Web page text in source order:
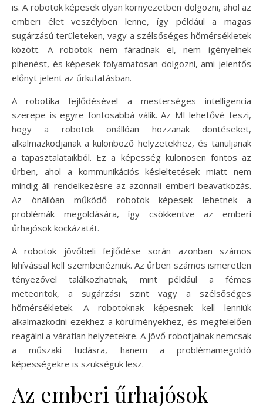
is. A robotok képesek olyan környezetben dolgozni, ahol az
emberi élet veszélyben lenne, így például a magas
sugárzású területeken, vagy a szélsőséges hőmérsékletek
között. A robotok nem fáradnak el, nem igényelnek
pihenést, és képesek folyamatosan dolgozni, ami jelentős
előnyt jelent az űrkutatásban.
A robotika fejlődésével a mesterséges intelligencia
szerepe is egyre fontosabbá válik. Az MI lehetővé teszi,
hogy a robotok önállóan hozzanak döntéseket,
alkalmazkodjanak a különböző helyzetekhez, és tanuljanak
a tapasztalataikból. Ez a képesség különösen fontos az
űrben, ahol a kommunikációs késleltetések miatt nem
mindig áll rendelkezésre az azonnali emberi beavatkozás.
Az önállóan működő robotok képesek lehetnek a
problémák megoldására, így csökkentve az emberi
űrhajósok kockázatát.
A robotok jövőbeli fejlődése során azonban számos
kihívással kell szembenézniük. Az űrben számos ismeretlen
tényezővel találkozhatnak, mint például a fémes
meteoritok, a sugárzási szint vagy a szélsőséges
hőmérsékletek. A robotoknak képesnek kell lenniük
alkalmazkodni ezekhez a körülményekhez, és megfelelően
reagálni a váratlan helyzetekre. A jövő robotjainak nemcsak
a műszaki tudásra, hanem a problémamegoldó
képességekre is szükségük lesz.
Az emberi űrhajósok